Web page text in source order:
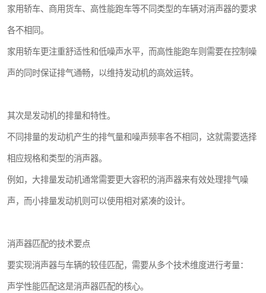
家用轿车、商用货车、高性能跑车等不同类型的车辆对消声器的要求
各不相同。
家用轿车更注重舒适性和低噪声水平，而高性能跑车则需要在控制噪
声的同时保证排气通畅，以维持发动机的高效运转。
其次是发动机的排量和特性。
不同排量的发动机产生的排气量和噪声频率各不相同，这就需要选择
相应规格和类型的消声器。
例如，大排量发动机通常需要更大容积的消声器来有效处理排气噪
声，而小排量发动机则可以使用相对紧凑的设计。
消声器匹配的技术要点
要实现消声器与车辆的较佳匹配，需要从多个技术维度进行考量：
声学性能匹配这是消声器匹配的核心。